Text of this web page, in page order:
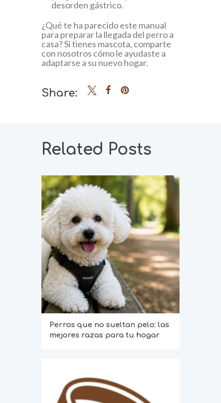
desorden gástrico.
¿Qué te ha parecido este manual
para preparar la llegada del perro a
casa? Si tienes mascota, comparte
con nosotros cómo le ayudaste a
adaptarse a su nuevo hogar.
Share:
Related Posts
Perros que no sueltan pelo: las
mejores razas para tu hogar